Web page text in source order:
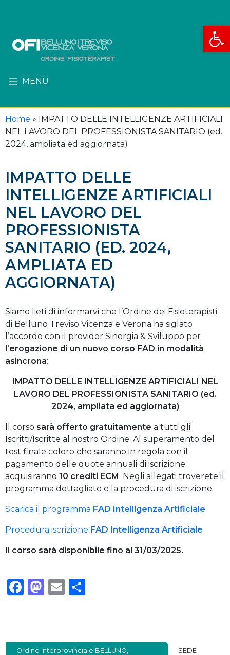
Apri
MENU
Home » IMPATTO DELLE INTELLIGENZE ARTIFICIALI
NEL LAVORO DEL PROFESSIONISTA SANITARIO (ed.
2024, ampliata ed aggiornata)
IMPATTO DELLE
INTELLIGENZE ARTIFICIALI
NEL LAVORO DEL
PROFESSIONISTA
SANITARIO (ED. 2024,
AMPLIATA ED
AGGIORNATA)
Siamo lieti di informarvi che l’Ordine dei Fisioterapisti
di Belluno Treviso Vicenza e Verona ha siglato
l’accordo con il provider Sinergia & Sviluppo per
l’erogazione di un nuovo corso FAD in modalità
asincrona:
IMPATTO DELLE INTELLIGENZE ARTIFICIALI NEL
LAVORO DEL PROFESSIONISTA SANITARIO (ed.
2024, ampliata ed aggiornata)
Il corso sarà offerto gratuitamente a tutti gli
Iscritti/Iscritte al nostro Ordine. Al superamento del
test finale coloro che saranno in regola con il
pagamento delle quote annuali di iscrizione
acquisiranno 10 crediti ECM. Negli allegati troverete il
programma dettagliato e la procedura di iscrizione.
Scarica il programma FAD Intelligenza Artificiale
Procedura iscrizione FAD Intelligenza Artificiale
Il corso sarà disponibile fino al 31/03/2025.
Facebook
Mastodon
Email
Ordine interprovinciale BELLUNO,
SEDE